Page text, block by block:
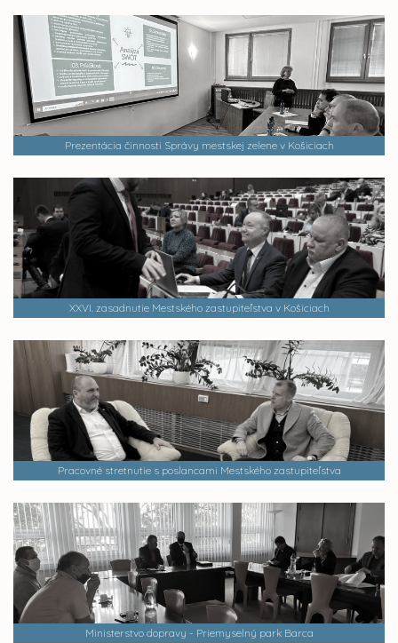
Prezentácia činnosti Správy mestskej zelene v Košiciach
XXVI. zasadnutie Mestského zastupiteľstva v Košiciach
Pracovné stretnutie s poslancami Mestského zastupiteľstva
Ministerstvo dopravy - Priemyselný park Barca